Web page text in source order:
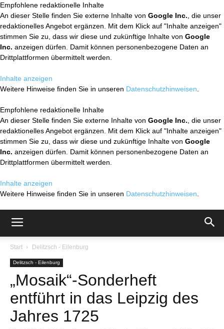
Empfohlene redaktionelle Inhalte
An dieser Stelle finden Sie externe Inhalte von Google Inc. , die unser
redaktionelles Angebot ergänzen. Mit dem Klick auf "Inhalte anzeigen"
stimmen Sie zu, dass wir diese und zukünftige Inhalte von Google
Inc. anzeigen dürfen. Damit können personenbezogene Daten an
Drittplattformen übermittelt werden.
Inhalte anzeigen
Weitere Hinweise finden Sie in unseren Datenschutzhinweisen
Empfohlene redaktionelle Inhalte
An dieser Stelle finden Sie externe Inhalte von Google Inc. , die unser
redaktionelles Angebot ergänzen. Mit dem Klick auf "Inhalte anzeigen"
stimmen Sie zu, dass wir diese und zukünftige Inhalte von Google
Inc. anzeigen dürfen. Damit können personenbezogene Daten an
Drittplattformen übermittelt werden.
Inhalte anzeigen
Weitere Hinweise finden Sie in unseren Datenschutzhinweisen
Start Delitzsch - Eilenburg
Delitzsch - Eilenburg
„Mosaik“-Sonderheft
entführt in das Leipzig des
Jahres 1725